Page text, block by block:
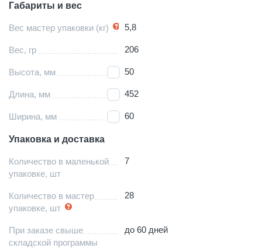
Габариты и вес
Вес мастер упаковки (кг) 5,8
Вес, гр 206
Высота, мм 50
Длина, мм 452
Ширина, мм 60
Упаковка и доставка
Количество в маленькой
упаковке, шт
7
Количество в мастер
упаковке, шт
28
При заказе свыше
складской программы
до 60 дней